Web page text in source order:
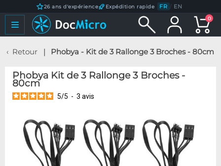
26 ans d'expérience Expédition rapide FR / EN
0
Retour Phobya - Kit de 3 Rallonge 3 Broches - 80cm
Phobya Kit de 3 Rallonge 3 Broches -
80cm
5/5 - 3 avis